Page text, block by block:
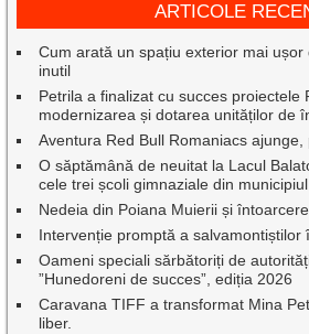
ARTICOLE
Cum arată un spațiu exterior mai
inutil
Petrila a finalizat cu succes proiectele
modernizarea și dotarea unităților de
Aventura Red Bull Romaniacs
O săptămână de neuitat la Lacul
cele trei școli gimnaziale din
Nedeia din Poiana Muierii și
Intervenție promptă a salvamontiștilor
Oameni speciali sărbătoriți de
”Hunedoreni de succes”, ediția 2026
Caravana TIFF a transformat Mina
liber.